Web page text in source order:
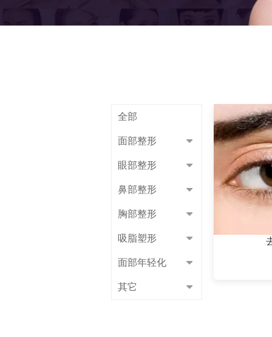
全部
面部整形
眼部整形
鼻部整形
胸部整形
吸脂塑形
面部年轻化
其它